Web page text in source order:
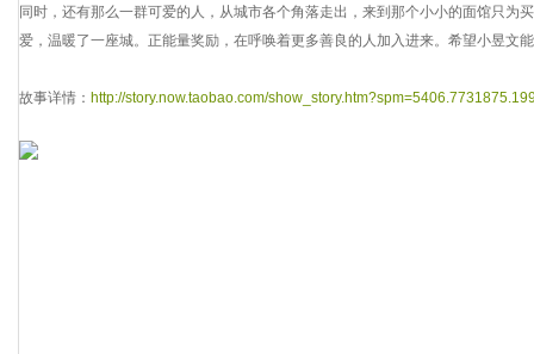
同时，还有那么一群可爱的人，从城市各个角落走出，来到那个小小的面馆只为
爱，温暖了一座城。正能量奖励，在呼唤着更多善良的人加入进来。希望小昱文
故事详情： http://story.now.taobao.com/